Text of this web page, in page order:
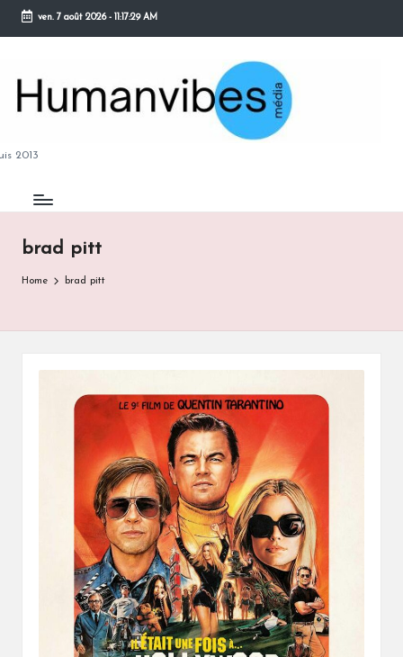
Skip
content
ven. 7 août 2026- 11:17:30 AM
2013
brad pitt
Home brad pitt